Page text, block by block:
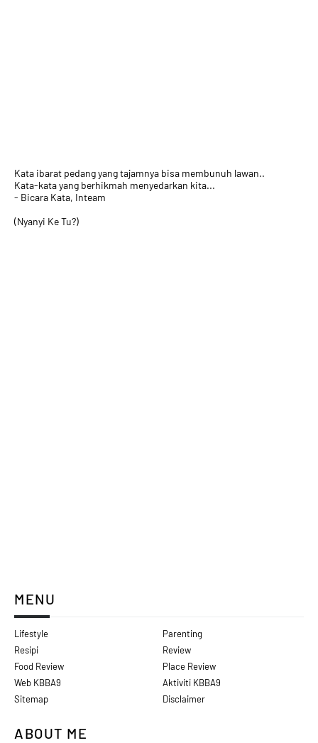
Kata ibarat pedang yang tajamnya bisa membunuh lawan..
Kata-kata yang berhikmah menyedarkan kita...
- Bicara Kata, Inteam
(Nyanyi Ke Tu?)
MENU
Lifestyle
Parenting
Resipi
Review
Food Review
Place Review
Web KBBA9
Aktiviti KBBA9
Sitemap
Disclaimer
ABOUT ME